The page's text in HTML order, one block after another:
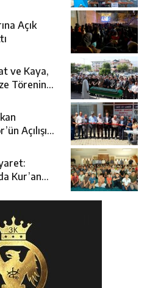
Açık
ve Kaya,
Törenine
Açılışına
Kur’an